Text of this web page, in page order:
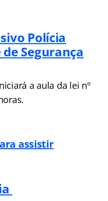
Polícia
Segurança
a aula da lei nº
assistir